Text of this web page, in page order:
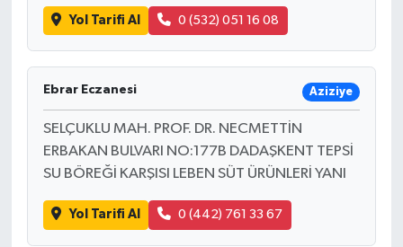
Yol Tarifi Al 0 (532) 051 16 08
Ebrar Eczanesi Aziziye
SELÇUKLU MAH. PROF. DR. NECMETTİN
ERBAKAN BULVARI NO:177B DADAŞKENT TEPSİ
SU BÖREĞİ KARŞISI LEBEN SÜT ÜRÜNLERİ YANI
Yol Tarifi Al 0 (442) 761 33 67
TEKNOLOJİ